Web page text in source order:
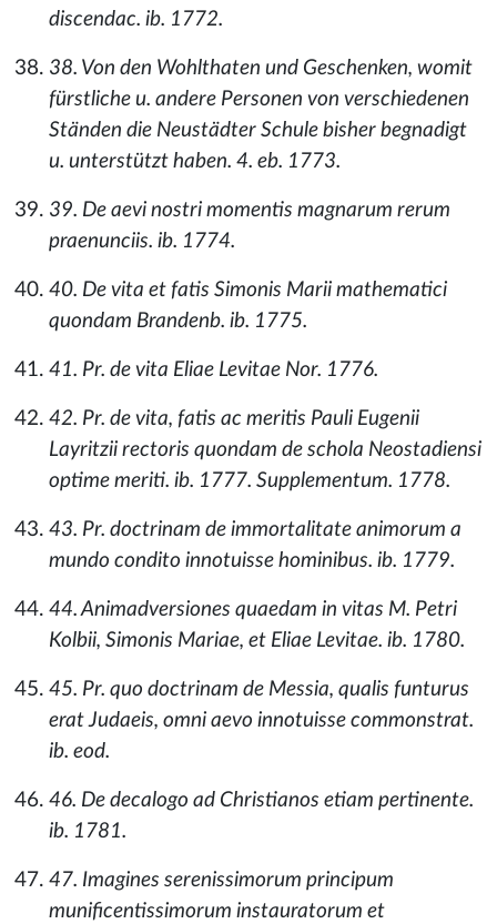
discendac. ib. 1772.
38. Von den Wohlthaten und Geschenken, womit
fürstliche u. andere Personen von verschiedenen
Ständen die Neustädter Schule bisher begnadigt
u. unterstützt haben. 4. eb. 1773.
39. De aevi nostri momentis magnarum rerum
praenunciis. ib. 1774.
40. De vita et fatis Simonis Marii mathematici
quondam Brandenb. ib. 1775.
41. Pr. de vita Eliae Levitae Nor. 1776.
42. Pr. de vita, fatis ac meritis Pauli Eugenii
Layritzii rectoris quondam de schola Neostadiensi
optime meriti. ib. 1777. Supplementum. 1778.
43. Pr. doctrinam de immortalitate animorum a
mundo condito innotuisse hominibus. ib. 1779.
44. Animadversiones quaedam in vitas M. Petri
Kolbii, Simonis Mariae, et Eliae Levitae. ib. 1780.
45. Pr. quo doctrinam de Messia, qualis funturus
erat Judaeis, omni aevo innotuisse commonstrat.
ib. eod.
46. De decalogo ad Christianos etiam pertinente.
ib. 1781.
47. Imagines serenissimorum principum
munificentissimorum instauratorum et